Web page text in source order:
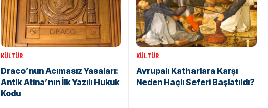
KÜLTÜR
Draco’nun Acımasız Yasaları:
Antik Atina’nın İlk Yazılı Hukuk
Kodu
KÜLTÜR
Avrupalı ​​Katharlara Karşı
Neden Haçlı Seferi Başlatıldı?